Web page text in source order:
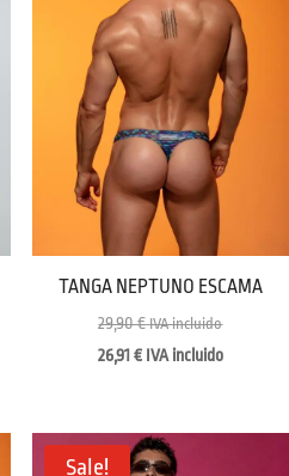
TANGA NEPTUNO ESCAMA
29,90€ IVA incluido
26,91 € IVA incluido
Sale!